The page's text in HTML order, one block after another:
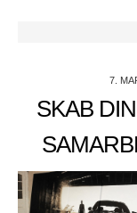
7.
SKAB